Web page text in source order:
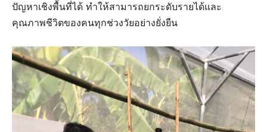
ปัญหาเชิงพื้นที่ได้ ทำให้สามารถยกระดับรายได้และ
คุณภาพชีวิตของคนทุกช่วงวัยอย่างยั่งยืน